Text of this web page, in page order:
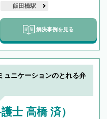
飯田橋駅
解決事例を見る
ュニケーションのとれる弁
士 高橋 済）